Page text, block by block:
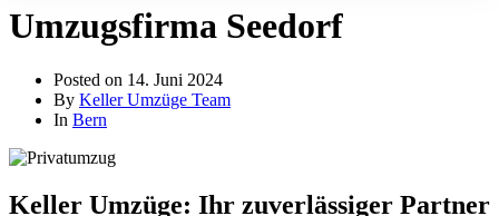
Umzugsfirma Seedorf
Posted on 14. Juni 2024
By Keller Umzüge Team
In Bern
Keller Umzüge: Ihr zuverlässiger Partner